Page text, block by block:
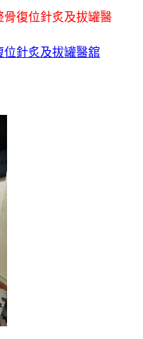
復位針炙及拔罐醫
針炙及拔罐醫舘